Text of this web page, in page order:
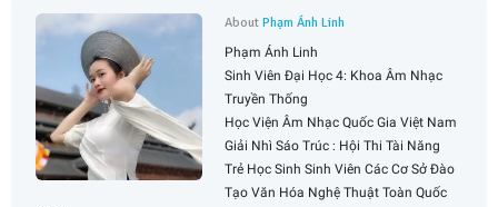
AboutPhạm Ánh Linh
Phạm Ánh Linh
Sinh Viên Đại Học 4: Khoa Âm Nhạc
Truyền Thống
Học Viện Âm Nhạc Quốc Gia Việt Nam
Giải Nhì Sáo Trúc : Hội Thi Tài Năng
Trẻ Học Sinh Sinh Viên Các Cơ Sở Đào
Tạo Văn Hóa Nghệ Thuật Toàn Quốc